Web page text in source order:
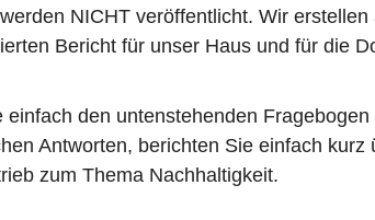
NICHT veröffentlicht. Wir
Bericht für unser Haus und für die
einfach den untenstehenden
Antworten, berichten Sie einfach kurz
zum Thema Nachhaltigkeit.